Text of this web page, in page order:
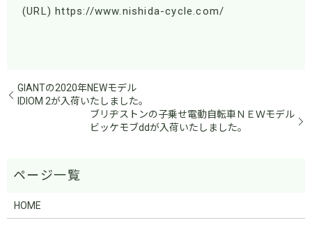
(URL) https://www.nishida-cycle.com/
GIANTの2020年NEWモデル
IDIOM 2が入荷いたしました。
ブリヂストンの子乗せ電動自転車ＮＥＷモデル
ビッケモブddが入荷いたしました。
HOME